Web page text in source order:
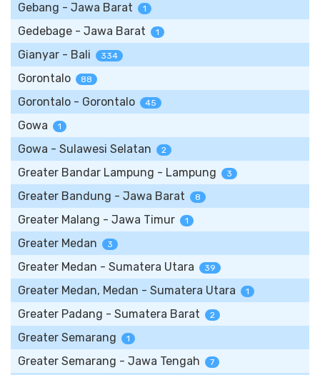
Gebang - Jawa Barat 1
Gedebage - Jawa Barat 1
Gianyar - Bali 334
Gorontalo 88
Gorontalo - Gorontalo 45
Gowa 1
Gowa - Sulawesi Selatan 2
Greater Bandar Lampung - Lampung 3
Greater Bandung - Jawa Barat 8
Greater Malang - Jawa Timur 1
Greater Medan 3
Greater Medan - Sumatera Utara 39
Greater Medan, Medan - Sumatera Utara 1
Greater Padang - Sumatera Barat 2
Greater Semarang 1
Greater Semarang - Jawa Tengah 7